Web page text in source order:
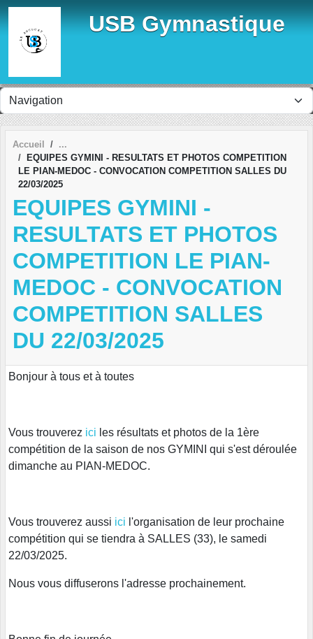
USB Gymnastique
Accueil
EQUIPES GYMINI - RESULTATS ET PHOTOS COMPETITION
LE PIAN-MEDOC - CONVOCATION COMPETITION SALLES DU
22/03/2025
EQUIPES GYMINI -
RESULTATS ET PHOTOS
COMPETITION LE PIAN-
MEDOC - CONVOCATION
COMPETITION SALLES
DU 22/03/2025
Bonjour à tous et à toutes
Vous trouverez ici les résultats et photos de la 1ère
compétition de la saison de nos GYMINI qui s'est déroulée
dimanche au PIAN-MEDOC.
Vous trouverez aussi ici l'organisation de leur prochaine
compétition qui se tiendra à SALLES (33), le samedi
22/03/2025.
Nous vous diffuserons l'adresse prochainement.
Panneau de gestion des cookies